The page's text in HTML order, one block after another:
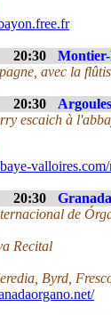
20:30
avec la
20:30
escaich à
20:30
de
Recital
Byrd,